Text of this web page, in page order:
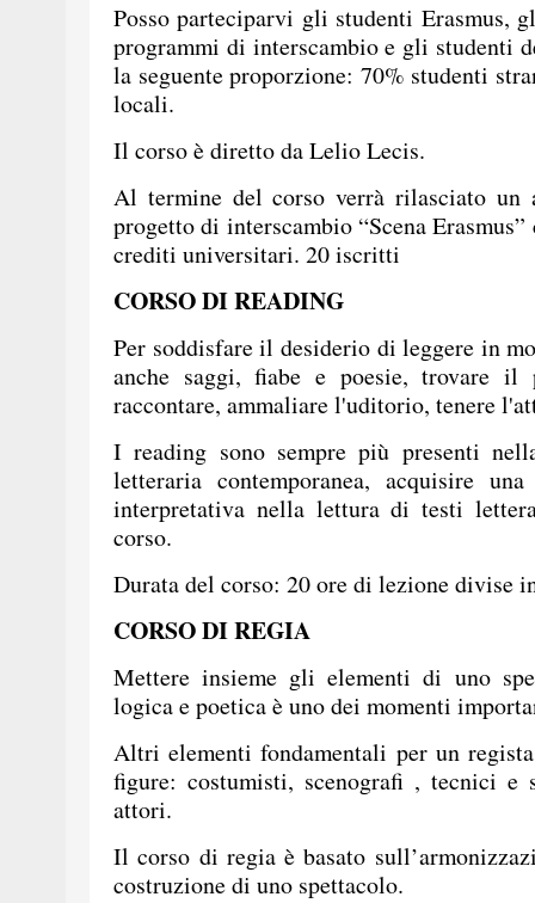
Posso parteciparvi gli studenti Erasmus,
programmi di interscambio e gli studenti
la seguente proporzione: 70% studenti
locali.
Il corso è diretto da Lelio Lecis.
Al termine del corso verrà rilasciato un
progetto di interscambio “Scena
crediti universitari. 20 iscritti
CORSO DI READING
Per soddisfare il desiderio di leggere in
anche saggi, fiabe e poesie, trovare il
raccontare, ammaliare l'uditorio, tenere
I reading sono sempre più presenti
letteraria contemporanea, acquisire
interpretativa nella lettura di testi
corso.
Durata del corso: 20 ore di lezione divise
CORSO DI REGIA
Mettere insieme gli elementi di uno
logica e poetica è uno dei momenti
Altri elementi fondamentali per un
figure: costumisti, scenografi , tecnici e
attori.
Il corso di regia è basato
costruzione di uno spettacolo.